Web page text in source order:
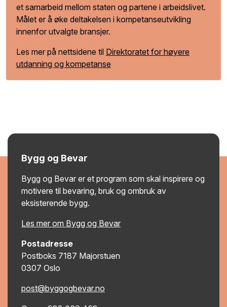
et samarbeid mellom staten og partene i arbeidslivet.
Målet er å øke deltakelsen i kompetanseutvikling
innenfor utvalgte bransjer.
Les mer på nettsidene til Direktoratet for høyere
utdanning og kompetanse
Bygg og Bevar
Bygg og Bevar er et program som skal inspirere og
motivere til bevaring, bruk og ombruk av
eksisterende bygg.
Les mer om Bygg og Bevar
Postadresse
Postboks 7187 Majorstuen
0307 Oslo
post@byggogbevar.no